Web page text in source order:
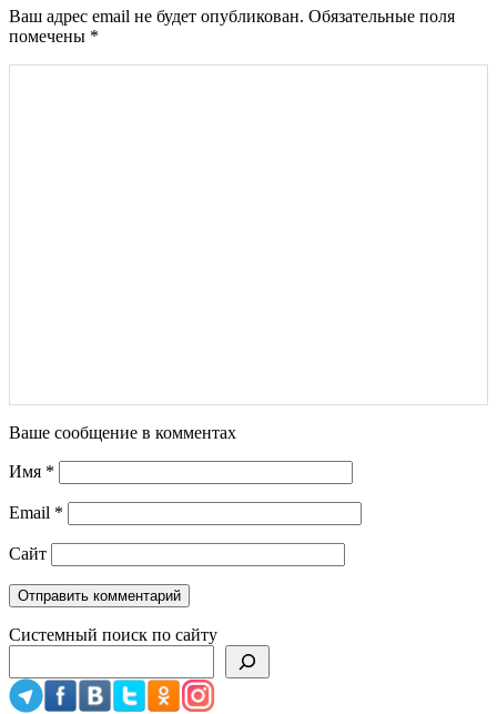
Ваш адрес email не будет опубликован. Обязательные поля
помечены *
Ваше сообщение в комментах
Имя *
Email *
Сайт
Системный поиск по сайту